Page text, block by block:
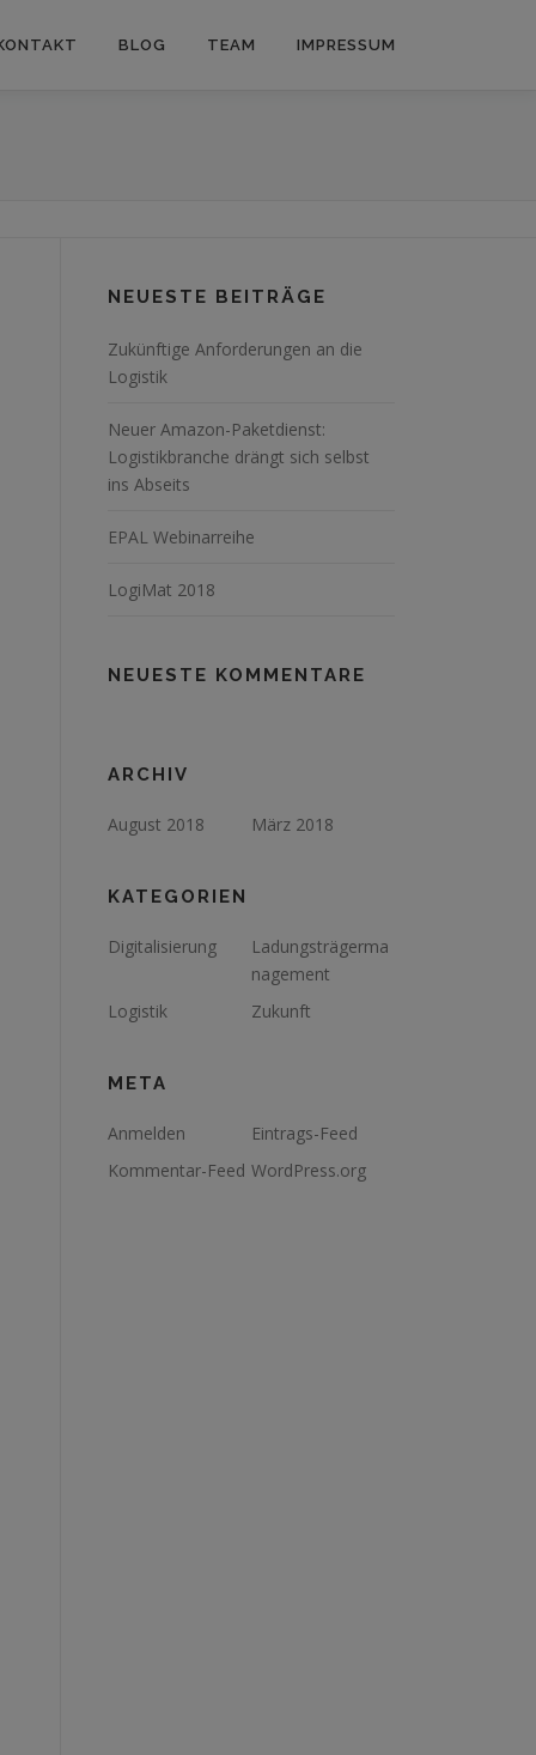
BLOG TEAM IMPRESSUM
NEUESTE BEITRÄGE
Zukünftige Anforderungen an die
Logistik
Neuer Amazon-Paketdienst:
Logistikbranche drängt sich selbst
ins Abseits
EPAL Webinarreihe
LogiMat 2018
NEUESTE KOMMENTARE
ARCHIV
August 2018 März 2018
KATEGORIEN
Digitalisierung
Ladungsträgerma
nagement
Logistik
Zukunft
META
Anmelden
Eintrags-Feed
Kommentar-Feed WordPress.org